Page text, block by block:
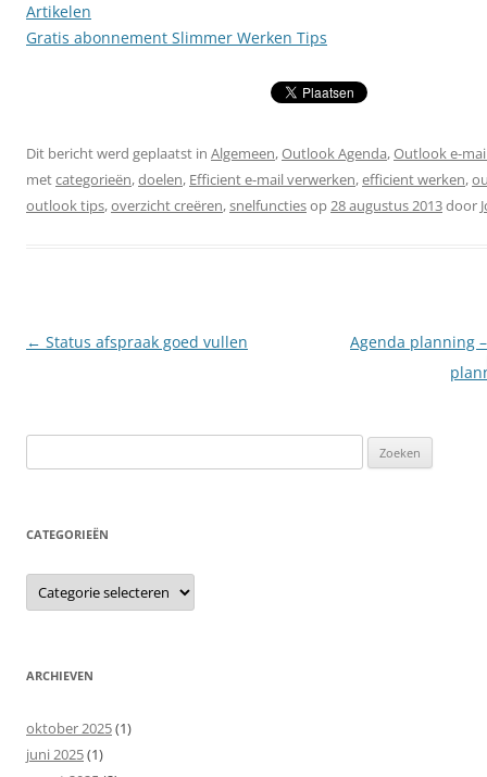
Artikelen
Gratis abonnement Slimmer Werken Tips
Dit bericht werd geplaatst in Algemeen,Outlook Agenda,Outlook e-
metcategorieën,doelen, Efficient e-mail verwerken,efficient werken,
outlook tips,overzicht creëren,snelfunctiesop28 augustus 2013door
Berichtnavigatie
← Status afspraak goed vullen
Agenda planning
naar:
CATEGORIEËN
Categorieën
ARCHIEVEN
oktober 2025(1)
juni 2025(1)